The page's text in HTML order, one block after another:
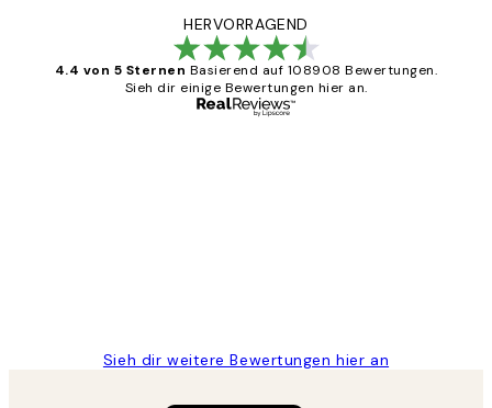
HERVORRAGEND
4.4 von 5 Sternen Basierend auf 108908 Bewertungen.
Sieh dir einige Bewertungen hier an.
Sieh dir weitere Bewertungen hier an